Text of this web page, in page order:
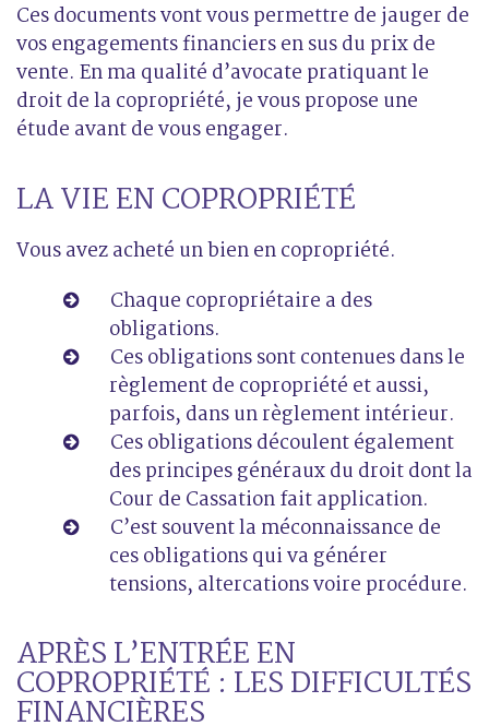
Ces documents vont vous permettre de jauger de
vos engagements financiers en sus du prix de
vente. En ma qualité d’avocate pratiquant le
droit de la copropriété, je vous propose une
étude avant de vous engager.
LA VIE EN COPROPRIÉTÉ
Vous avez acheté un bien en copropriété.
Chaque copropriétaire a des
obligations.
Ces obligations sont contenues dans le
règlement de copropriété et aussi,
parfois, dans un règlement intérieur.
Ces obligations découlent également
des principes généraux du droit dont la
Cour de Cassation fait application.
C’est souvent la méconnaissance de
ces obligations qui va générer
tensions, altercations voire procédure.
APRÈS L’ENTRÉE EN
COPROPRIÉTÉ : LES DIFFICULTÉS
FINANCIÈRES